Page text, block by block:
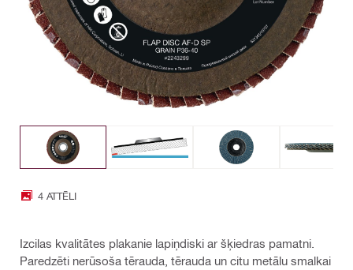
4 ATTĒLI
Izcilas kvalitātes plakanie lapiņdiski ar šķiedras pamatni.
Paredzēti nerūsoša tērauda, tērauda un citu metālu smalkai